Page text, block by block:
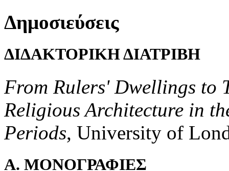
Δημοσιεύσεις
ΔΙΔΑΚΤΟΡΙΚΗ ΔΙΑΤΡΙΒΗ
From Rulers' Dwellings to
Religious Architecture in
Periods, University of
Α. ΜΟΝΟΓΡΑΦΙΕΣ